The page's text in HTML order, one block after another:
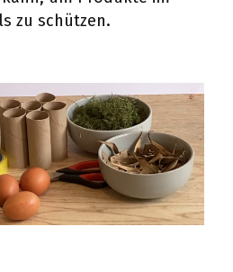
zu schützen.